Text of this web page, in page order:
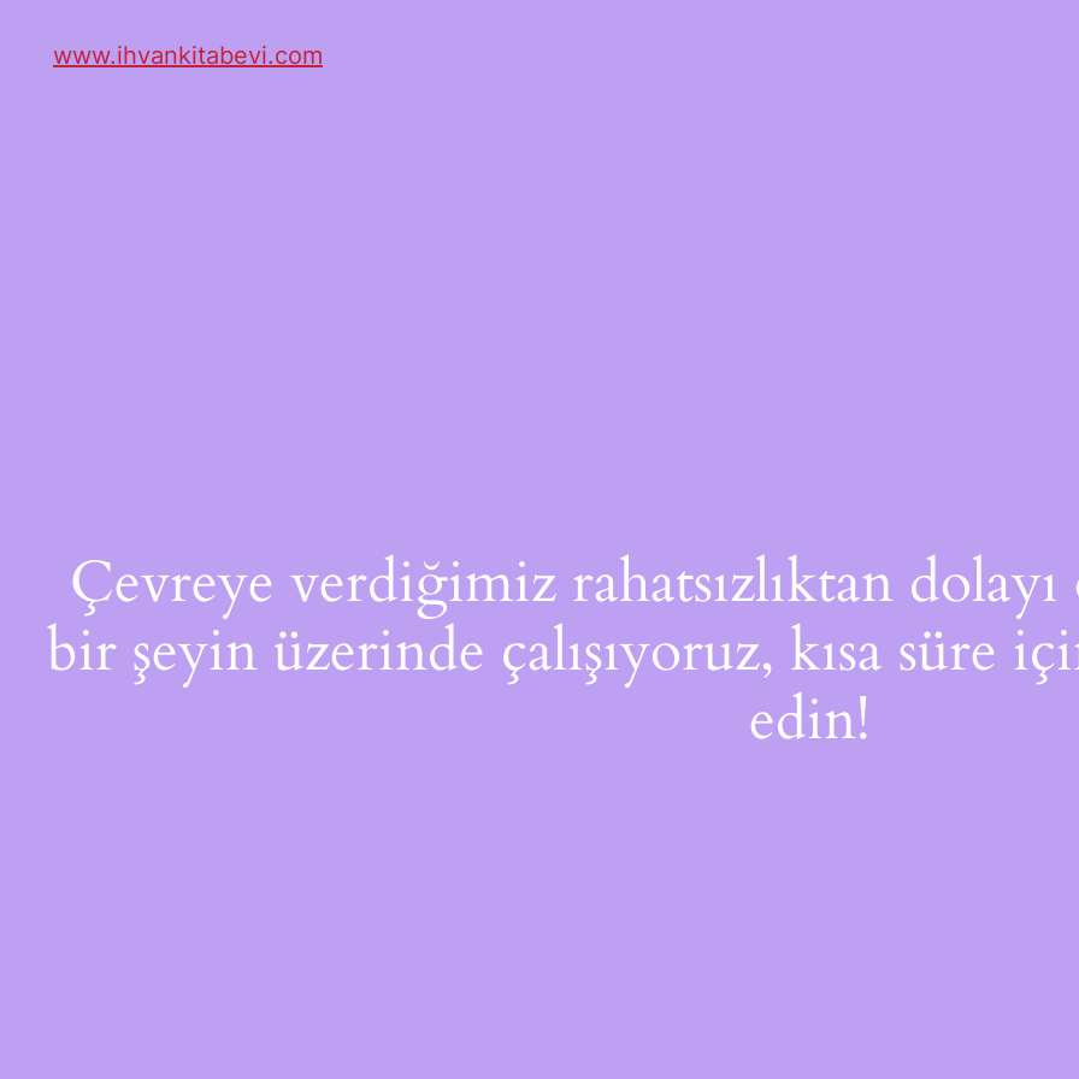
www.ihvankitabevi.com
Çevreye verdiğimiz rahatsızlıktan
bir şeyin üzerinde çalışıyoruz, kısa süre
edin!